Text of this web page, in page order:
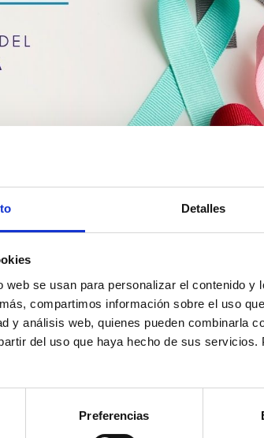
Detalles
web se usan para personalizar el contenido
compartimos información sobre el uso
y análisis web, quienes pueden combinarla
del uso que haya hecho de sus
Preferencias